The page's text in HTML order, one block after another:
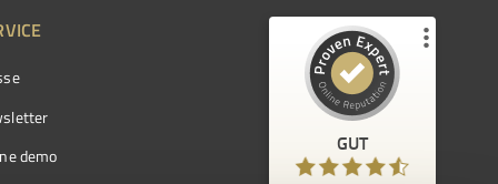
demo
GUT
Kundenbewertungen und Erfahrungen zu
ProvenExpert.com
97
%
Empfehlungen auf